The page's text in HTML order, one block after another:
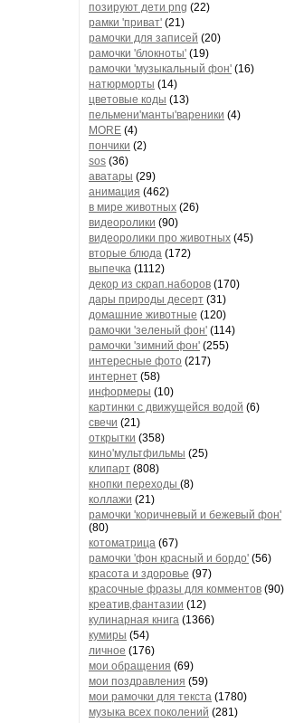
позируют дети png (22)
рамки 'приват' (21)
рамочки для записей (20)
рамочки 'блокноты' (19)
рамочки 'музыкальный фон' (16)
натюрморты (14)
цветовые коды (13)
пельмени'манты'вареники (4)
MORE (4)
пончики (2)
sos (36)
аватары (29)
анимация (462)
в мире животных (26)
видеоролики (90)
видеоролики про животных (45)
вторые блюда (172)
выпечка (1112)
декор из скрап.наборов (170)
дары природы десерт (31)
домашние животные (120)
рамочки 'зеленый фон' (114)
рамочки 'зимний фон' (255)
интересные фото (217)
интернет (58)
информеры (10)
картинки с движущейся водой (6)
свечи (21)
открытки (358)
кино'мультфильмы (25)
клипарт (808)
кнопки переходы (8)
коллажи (21)
рамочки 'коричневый и бежевый фон'
(80)
котоматрица (67)
рамочки 'фон красный и бордо' (56)
красота и здоровье (97)
красочные фразы для комментов (90)
креатив,фантазии (12)
кулинарная книга (1366)
кумиры (54)
личное (176)
мои обращения (69)
мои поздравления (59)
мои рамочки для текста (1780)
музыка всех поколений (281)